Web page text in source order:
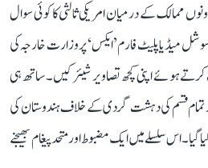
ممالک کے درمیان امریکی ثالثی کا کوئی سوال
میڈیا پلیٹ فارم ’ایکس‘ پر وزارت خارجہ کی
ہوئے اپنی کچھ تصاویر شیئر کیں۔ ساتھ ہی
تمام قسم کی دہشت گردی کے خلاف ہندوستان کی
گیا۔ اس سلسلے میں ایک مضبوط اور متحد پیغام بھیجنے